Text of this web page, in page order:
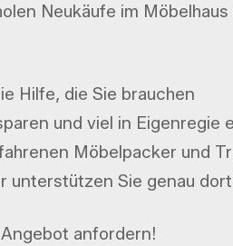
Neukäufe im
Hilfe, die Sie brauchen
und viel in Eigenregie
Möbelpacker und
unterstützen Sie genau
anfordern!